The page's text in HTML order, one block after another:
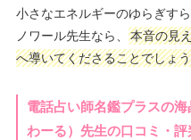
小さなエネルギーのゆらぎす
ノワール先生なら、
本音の見
へ導いてくださることでしょ
電話占い師名鑑プラスの
わーる）先生の口コミ・評